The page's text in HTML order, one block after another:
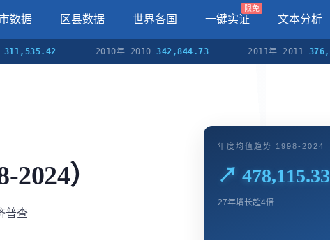
数据 区县数据 世界各国 一键实证
限免
文本分析
2010年 2010342,844.73 2011年 2011376,443.52
）
普查
年度均值趋势 1998-2024
↗ 478,115.33
27年增长超4倍